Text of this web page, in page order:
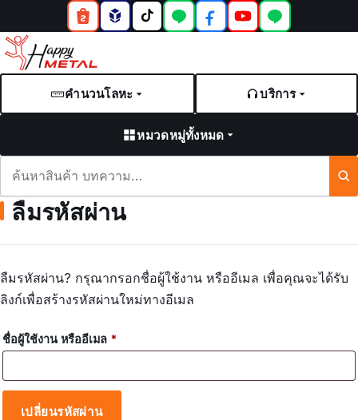
คำนวนโลหะ บริการ
หมวดหมู่ทั้งหมด
และลืมรหัสผ่าน
ลืมรหัสผ่าน? กรุณากรอกชื่อผู้ใช้งาน หรืออีเมล เพื่อคุณจะได้รับ
ลิงก์เพื่อสร้างรหัสผ่านใหม่ทางอีเมล
ชื่อผู้ใช้งาน หรืออีเมล *
เปลี่ยนรหัสผ่าน